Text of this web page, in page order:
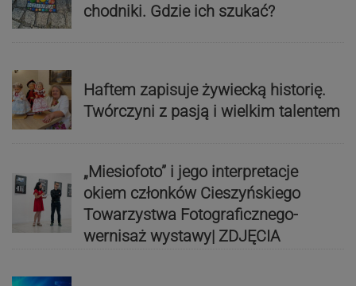
chodniki. Gdzie ich szukać?
Haftem zapisuje żywiecką historię.
Twórczyni z pasją i wielkim talentem
„Miesiofoto” i jego interpretacje
okiem członków Cieszyńskiego
Towarzystwa Fotograficznego-
wernisaż wystawy| ZDJĘCIA